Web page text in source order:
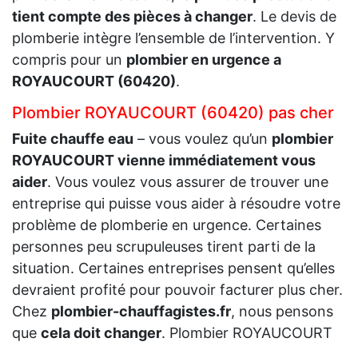
tient compte des pièces à changer. Le devis de
plomberie intègre l’ensemble de l’intervention. Y
compris pour un plombier en urgence a
ROYAUCOURT (60420).
Plombier ROYAUCOURT (60420) pas cher
Fuite chauffe eau – vous voulez qu’un plombier
ROYAUCOURT vienne immédiatement vous
aider. Vous voulez vous assurer de trouver une
entreprise qui puisse vous aider à résoudre votre
problème de plomberie en urgence. Certaines
personnes peu scrupuleuses tirent parti de la
situation. Certaines entreprises pensent qu’elles
devraient profité pour pouvoir facturer plus cher.
Chez plombier-chauffagistes.fr, nous pensons
que cela doit changer. Plombier ROYAUCOURT